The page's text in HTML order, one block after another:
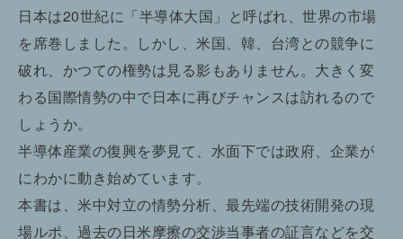
日本は20世紀に「半導体大国」と呼ばれ、世界の市場
を席巻しました。しかし、米国、韓、台湾との競争に
破れ、かつての権勢は見る影もありません。大きく変
わる国際情勢の中で日本に再びチャンスは訪れるので
しょうか。
半導体産業の復興を夢見て、水面下では政府、企業が
にわかに動き始めています。
本書は、米中対立の情勢分析、最先端の技術開発の現
場ルポ、過去の日米摩擦の交渉当事者の証言などを交